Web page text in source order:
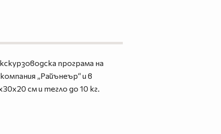
програма на
„Райънеър“ и в
см и тегло до 10 кг.